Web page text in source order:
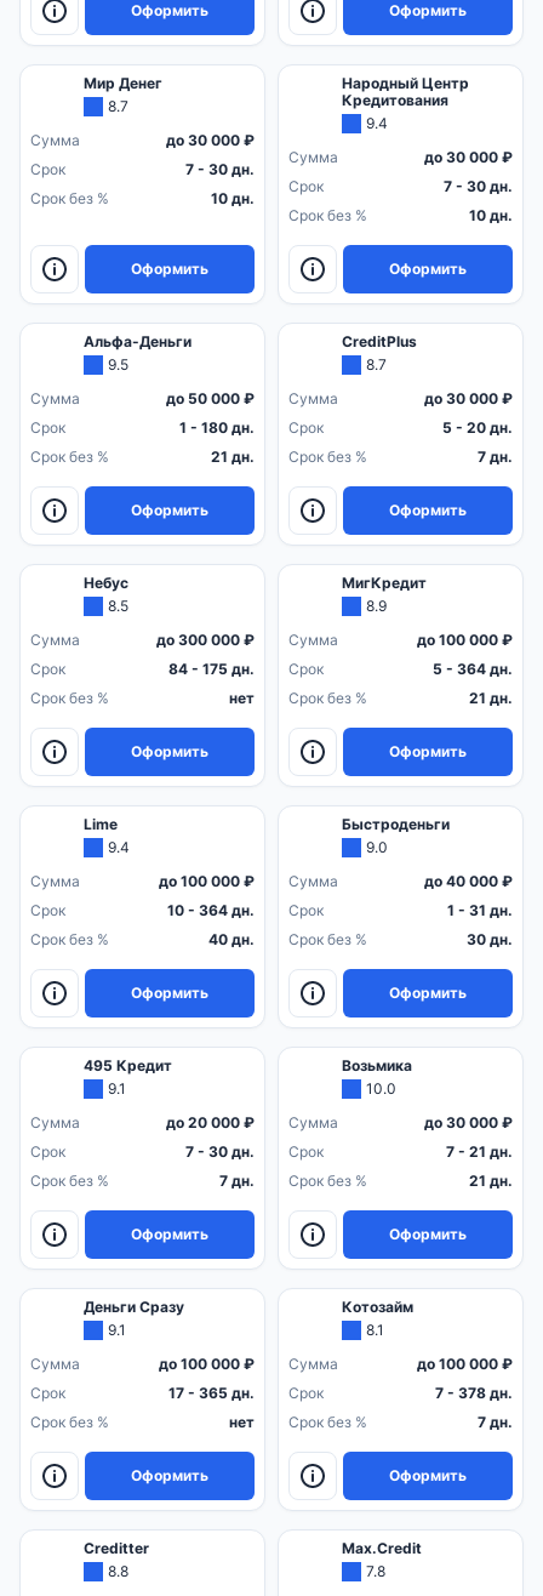
Оформить Оформить
Мир Денег
8.7
Сумма
до 30 000 ₽
Срок
7 - 30 дн.
Срок без %
10 дн.
Оформить
Народный Центр
Кредитования
9.4
Сумма
до 30 000 ₽
Срок
7 - 30 дн.
Срок без %
10 дн.
Оформить
Альфа-Деньги
9.5
Сумма
до 50 000 ₽
Срок
1 - 180 дн.
Срок без %
21 дн.
Оформить
CreditPlus
8.7
Сумма
до 30 000 ₽
Срок
5 - 20 дн.
Срок без %
7 дн.
Оформить
Небус
8.5
Сумма
до 300 000 ₽
Срок
84 - 175 дн.
Срок без %
нет
Оформить
МигКредит
8.9
Сумма
до 100 000 ₽
Срок
5 - 364 дн.
Срок без %
21 дн.
Оформить
Lime
9.4
Сумма
до 100 000 ₽
Срок
10 - 364 дн.
Срок без %
40 дн.
Оформить
Быстроденьги
9.0
Сумма
до 40 000 ₽
Срок
1 - 31 дн.
Срок без %
30 дн.
Оформить
495 Кредит
9.1
Сумма
до 20 000 ₽
Срок
7 - 30 дн.
Срок без %
7 дн.
Оформить
Возьмика
10.0
Сумма
до 30 000 ₽
Срок
7 - 21 дн.
Срок без %
21 дн.
Оформить
Деньги Сразу
9.1
Сумма
до 100 000 ₽
Срок
17 - 365 дн.
Срок без %
нет
Оформить
Котозайм
8.1
Сумма
до 100 000 ₽
Срок
7 - 378 дн.
Срок без %
7 дн.
Оформить
Creditter
8.8
Max.Credit
7.8